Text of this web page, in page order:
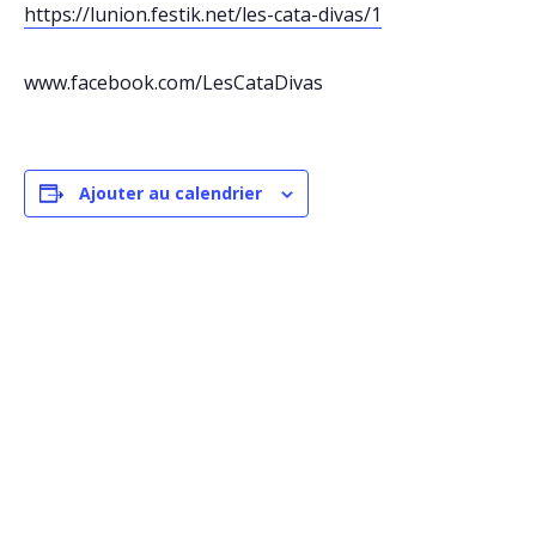
https://lunion.festik.net/les-cata-divas/1
www.facebook.com/LesCataDivas
Ajouter au calendrier